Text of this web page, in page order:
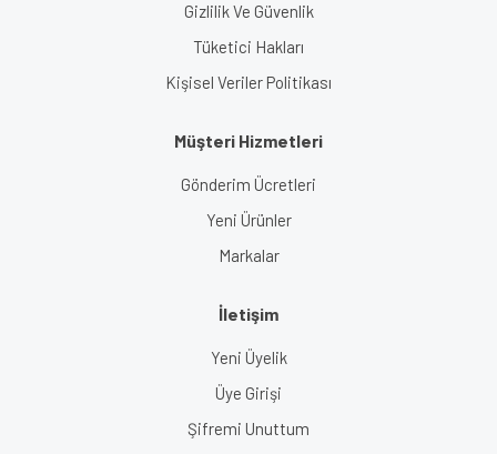
Gizlilik Ve Güvenlik
Tüketici Hakları
Kişisel Veriler Politikası
Müşteri Hizmetleri
Gönderim Ücretleri
Yeni Ürünler
Markalar
İletişim
Yeni Üyelik
Üye Girişi
Şifremi Unuttum